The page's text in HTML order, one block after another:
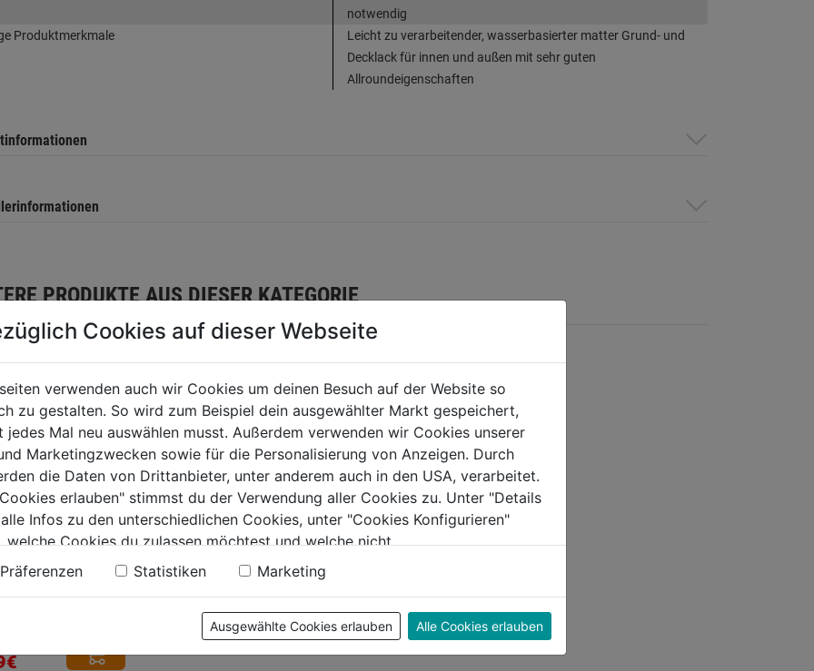
notwendig
Produktmerkmale
Leicht zu verarbeitender, wasserbasierter matter Grund- und
Decklack für innen und außen mit sehr guten
Allroundeigenschaften
PRODUKTE AUS DIESER KATEGORIE
Cookies auf dieser Webseite
verwenden auch wir Cookies um deinen Besuch auf der Website so
zu gestalten. So wird zum Beispiel dein ausgewählter Markt gespeichert,
Mal neu auswählen musst. Außerdem verwenden wir Cookies unserer
Marketingzwecken sowie für die Personalisierung von Anzeigen. Durch
die Daten von Drittanbieter, unter anderem auch in den USA, verarbeitet.
erlauben" stimmst du der Verwendung aller Cookies zu. Unter "Details
Infos zu den unterschiedlichen Cookies, unter "Cookies Konfigurieren"
welche Cookies du zulassen möchtest und welche nicht.
findest du in unserer Datenschutzerklärung
Präferenzen Statistiken Marketing
Ausgewählte Cookies erlauben Alle Cookies erlauben